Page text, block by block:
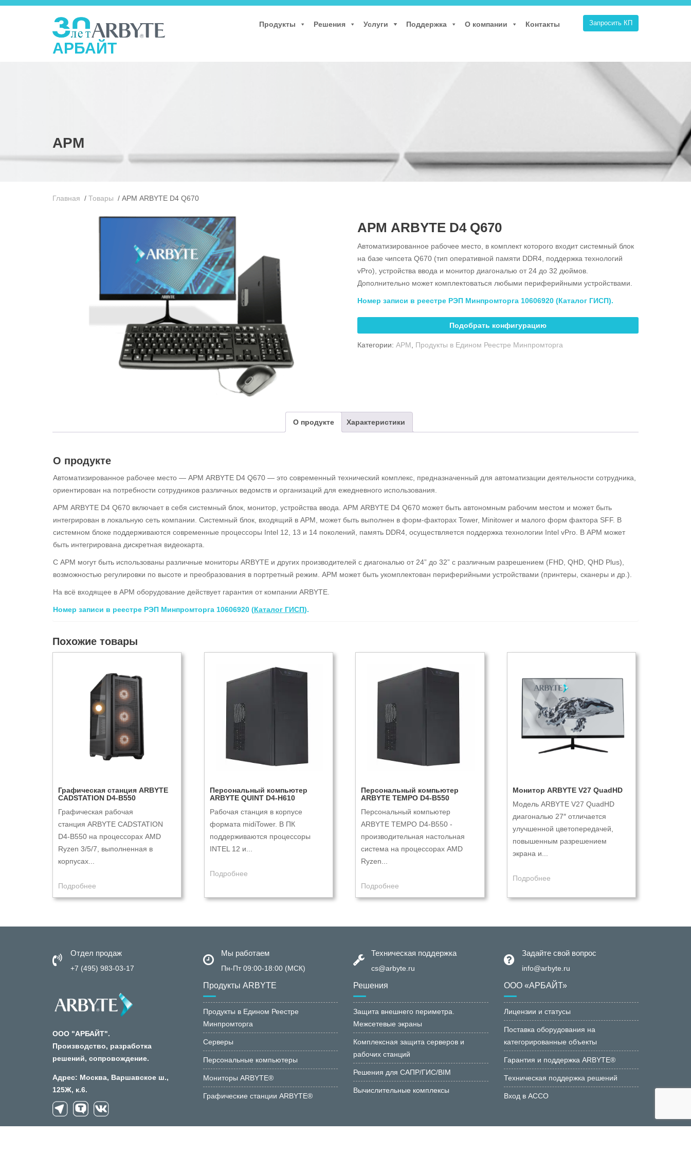
АРБАЙТ
Запросить КП
Продукты Решения Услуги Поддержка О компании Контакты
АРМ
Главная / Товары / АРМ ARBYTE D4 Q670
АРМ ARBYTE D4 Q670
Автоматизированное рабочее место, в комплект которого входит системный блок
на базе чипсета Q670 (тип оперативной памяти DDR4, поддержка технологий
vPro), устройства ввода и монитор диагональю от 24 до 32 дюймов.
Дополнительно может комплектоваться любыми периферийными устройствами.
Номер записи в реестре РЭП Минпромторга 10606920 (Каталог ГИСП).
Подобрать конфигурацию
Категории: АРМ, Продукты в Едином Реестре Минпромторга
О продукте Характеристики
О продукте
Автоматизированное рабочее место — АРМ ARBYTE D4 Q670 — это современный технический комплекс, предназначенный для автоматизации деятельности сотрудника,
ориентирован на потребности сотрудников различных ведомств и организаций для ежедневного использования.
АРМ ARBYTE D4 Q670 включает в себя системный блок, монитор, устройства ввода. АРМ ARBYTE D4 Q670 может быть автономным рабочим местом и может быть
интегрирован в локальную сеть компании. Системный блок, входящий в АРМ, может быть выполнен в форм-факторах Tower, Minitower и малого форм фактора SFF. В
системном блоке поддерживаются современные процессоры Intel 12, 13 и 14 поколений, память DDR4, осуществляется поддержка технологии Intel vPro. В АРМ может
быть интегрирована дискретная видеокарта.
С АРМ могут быть использованы различные мониторы ARBYTE и других производителей с диагональю от 24” до 32” с различным разрешением (FHD, QHD, QHD Plus),
возможностью регулировки по высоте и преобразования в портретный режим. АРМ может быть укомплектован периферийными устройствами (принтеры, сканеры и др.).
На всё входящее в АРМ оборудование действует гарантия от компании ARBYTE.
Номер записи в реестре РЭП Минпромторга 10606920 (Каталог ГИСП).
Похожие товары
Графическая станция ARBYTE
CADSTATION D4-B550
Графическая рабочая
станция ARBYTE CADSTATION
D4-B550 на процессорах AMD
Ryzen 3/5/7, выполненная в
корпусах...
Подробнее
Персональный компьютер
ARBYTE QUINT D4-H610
Рабочая станция в корпусе
формата midiTower. В ПК
поддерживаются процессоры
INTEL 12 и...
Подробнее
Персональный компьютер
ARBYTE TEMPO D4-B550
Персональный компьютер
ARBYTE TEMPO D4-B550 -
производительная настольная
система на процессорах AMD
Ryzen...
Подробнее
Монитор ARBYTE V27 QuadHD
Модель ARBYTE V27 QuadHD
диагональю 27″ отличается
улучшенной цветопередачей,
повышенным разрешением
экрана и...
Подробнее
Отдел продаж
+7 (495) 983-03-17
Мы работаем
Пн-Пт 09:00-18:00 (МСК)
Техническая поддержка
cs@arbyte.ru
Задайте свой вопрос
info@arbyte.ru
ООО "АРБАЙТ".
Производство, разработка
решений, сопровождение.
Адрес: Москва, Варшавское ш.,
125Ж, к.6.
Продукты ARBYTE
Продукты в Едином Реестре
Минпромторга
Серверы
Персональные компьютеры
Мониторы ARBYTE®
Графические станции ARBYTE®
Решения
Защита внешнего периметра.
Межсетевые экраны
Комплексная защита серверов и
рабочих станций
Решения для САПР/ГИС/BIM
Вычислительные комплексы
ООО «АРБАЙТ»
Лицензии и статусы
Поставка оборудования на
категорированные объекты
Гарантия и поддержка ARBYTE®
Техническая поддержка решений
Вход в АССО